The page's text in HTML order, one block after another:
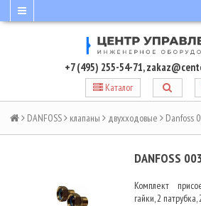
+7 (495) 255-54-71,
Каталог
DANFOSS клапаны двухходовые Danfoss
DANFOSS
Комплект
гайки, 2